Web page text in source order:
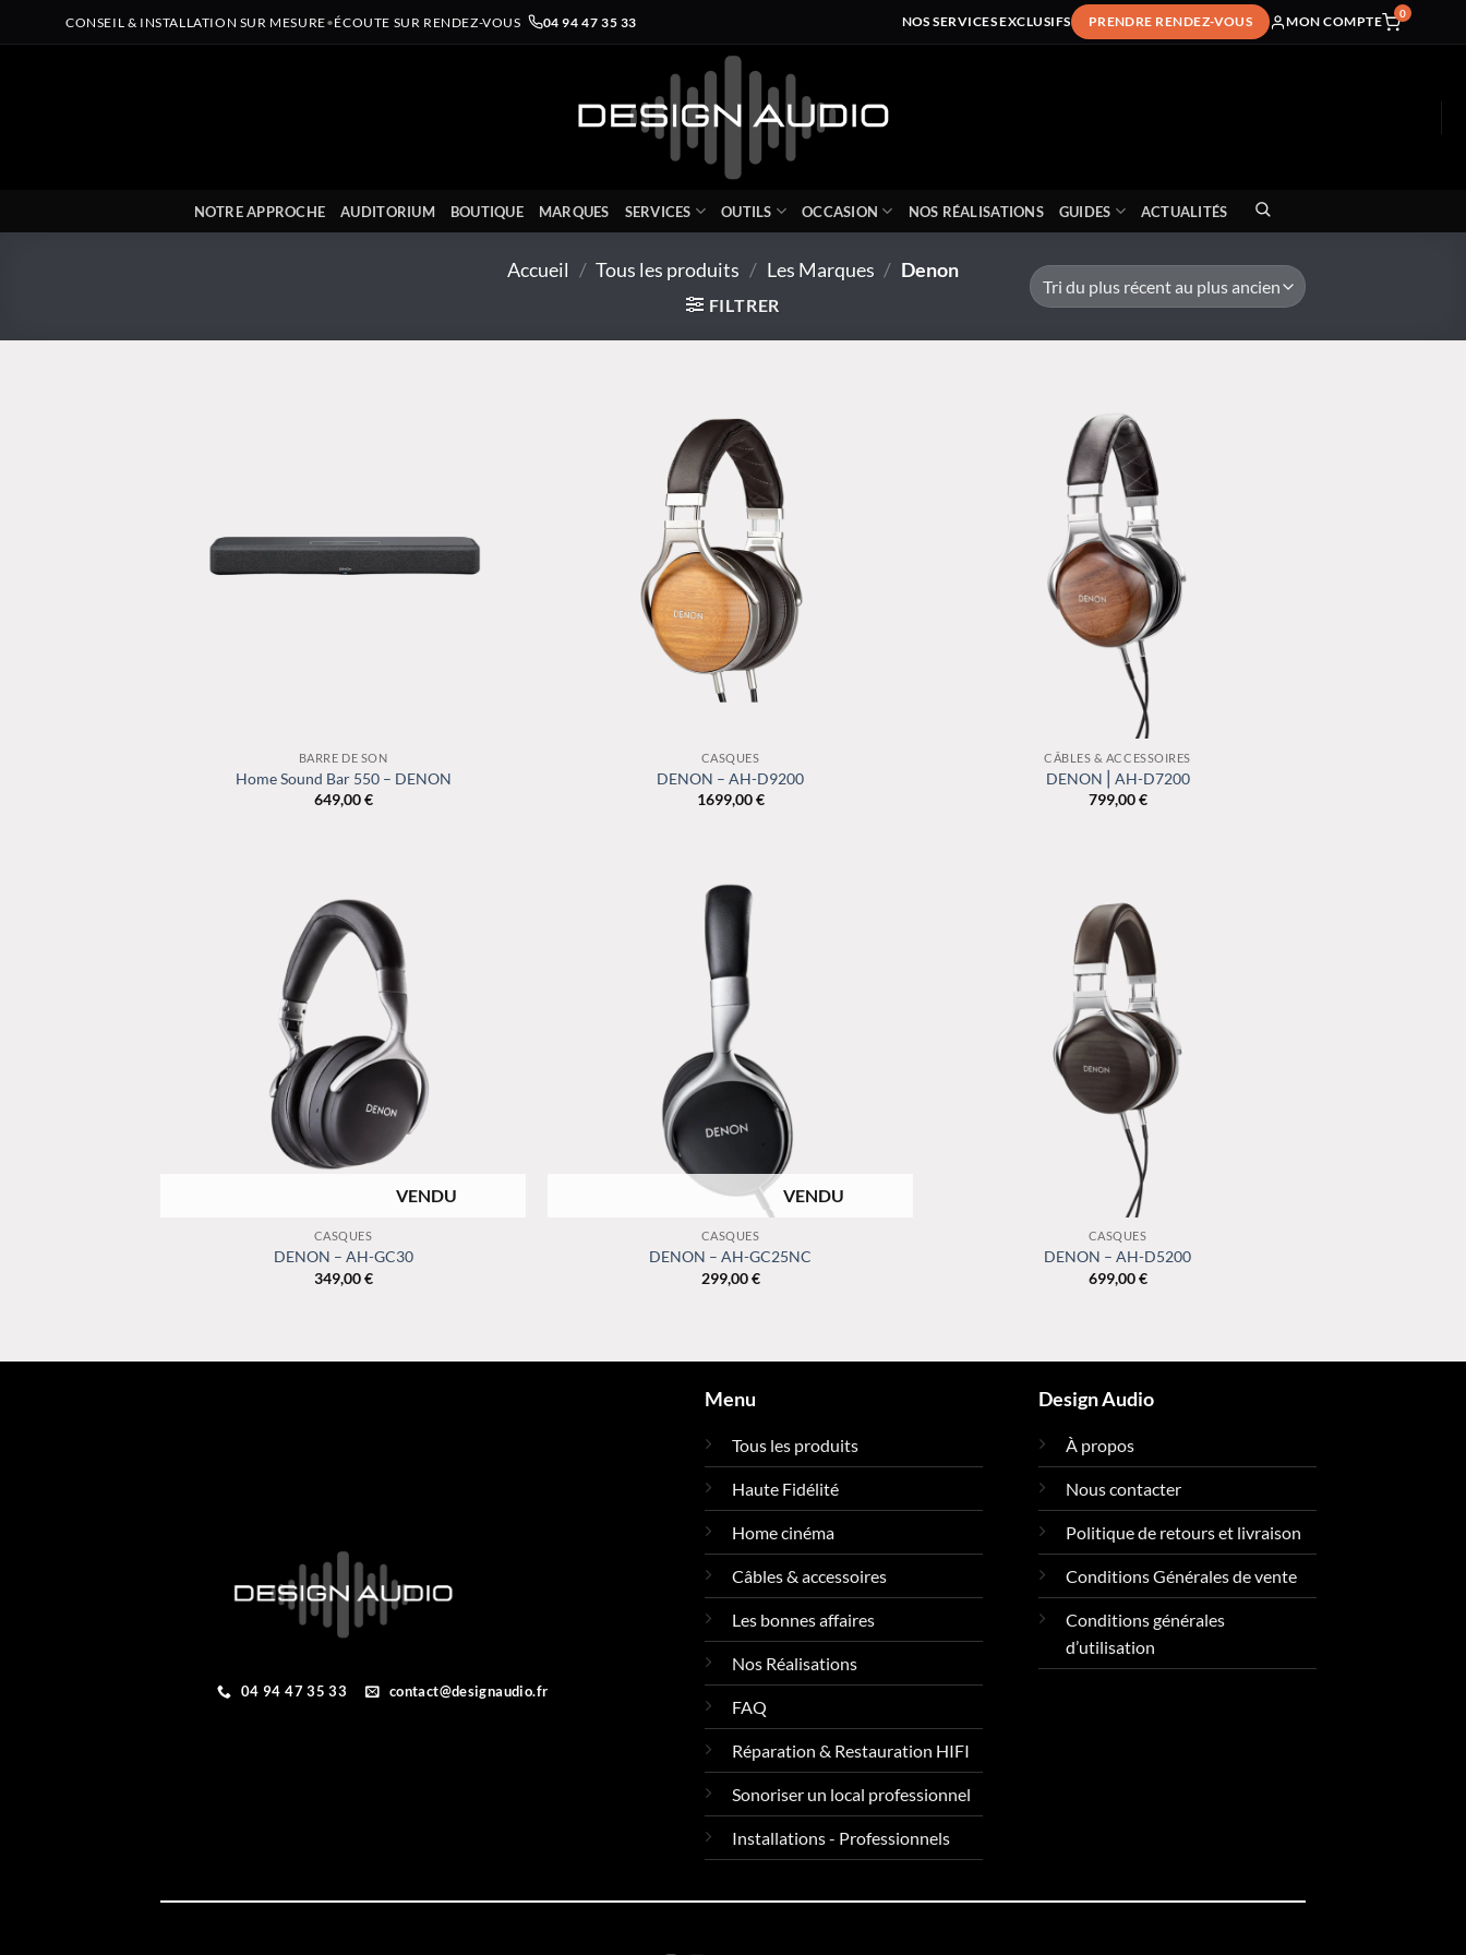
CONSEIL & INSTALLATION SUR MESURE•ÉCOUTE SUR RENDEZ-VOUS 04 94 47 35 33 NOS SERVICES EXCLUSIFS PRENDRE RENDEZ-VOUS MON COMPTE
0
NOTRE APPROCHE AUDITORIUM BOUTIQUE MARQUES SERVICES OUTILS OCCASION NOS RÉALISATIONS GUIDES ACTUALITÉS
Accueil / Tous les produits / Les Marques / Denon
FILTRER
BARRE DE SON
Home Sound Bar 550 – DENON
649,00€
CASQUES
DENON – AH-D9200
1699,00€
CÂBLES & ACCESSOIRES
DENON⎪AH-D7200
799,00€
CASQUES
DENON – AH-GC30
349,00€
RUPTURE DE STOCK
CASQUES
DENON – AH-GC25NC
299,00€
CASQUES
DENON – AH-D5200
699,00€
04 94 47 35 33 contact@designaudio.fr
Menu
Tous les produits
Haute Fidélité
Home cinéma
Câbles & accessoires
Les bonnes affaires
Nos Réalisations
FAQ
Réparation & Restauration HIFI
Sonoriser un local professionnel
Installations - Professionnels
Design Audio
À propos
Nous contacter
Politique de retours et livraison
Conditions Générales de vente
Conditions générales
d’utilisation